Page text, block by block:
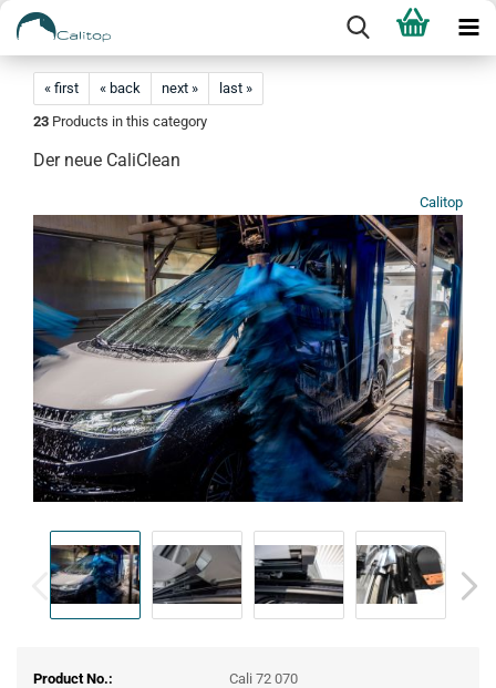
« first « back next »
last »
23 Products in this category
Der neue CaliClean
Calitop
Product No.:
Cali 72 070